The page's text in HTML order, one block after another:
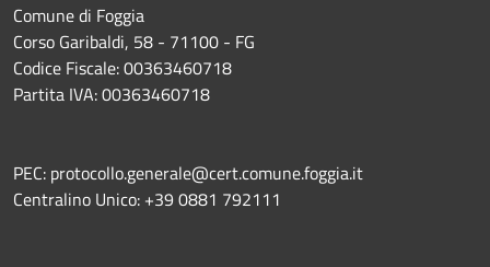
Comune di Foggia
Corso Garibaldi, 58 - 71100 - FG
Codice Fiscale: 00363460718
Partita IVA: 00363460718
PEC: protocollo.generale@cert.comune.foggia.it
Centralino Unico: +39 0881 792111